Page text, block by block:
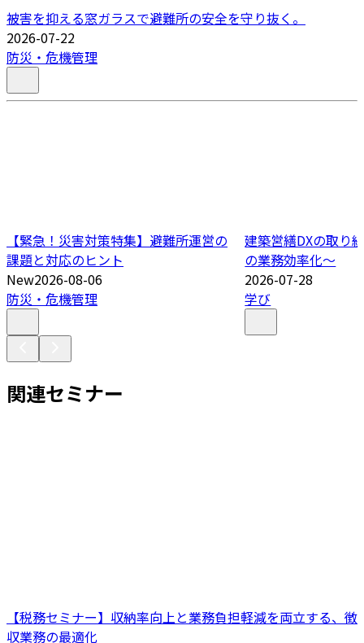
被害を抑える窓ガラスで避難所の安全を守り抜く。
2026-07-22
防災・危機管理
【緊急！災害対策特集】避難所運営の
課題と対応のヒント
New2026-08-06
防災・危機管理
建築営繕DXの取り
の業務効率化～
2026-07-28
学び
関連セミナー
【税務セミナー】収納率向上と業務負担軽減を両立する、徴
収業務の最適化